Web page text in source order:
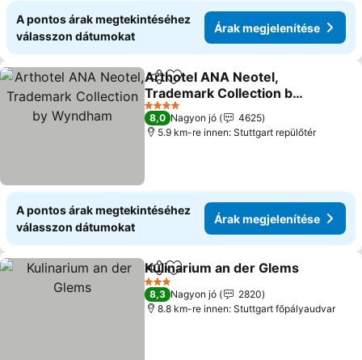
A pontos árak megtekintéséhez
válasszon dátumokat
Árak megjelenítése
Megosztás
Hozzáadás a kedvencekhez
Arthotel ANA Neotel,
Trademark Collection by
Wyndham
Árak megjelenítése
4 Kategória
8,0 Nagyon jó
4625
5.9 km-re innen: Stuttgart repülőtér
A pontos árak megtekintéséhez
válasszon dátumokat
Árak megjelenítése
Megosztás
Hozzáadás a kedvencekhez
Kulinarium an der Glems
3 Kategória
8,3 Nagyon jó
2820
8.8 km-re innen: Stuttgart főpályaudvar